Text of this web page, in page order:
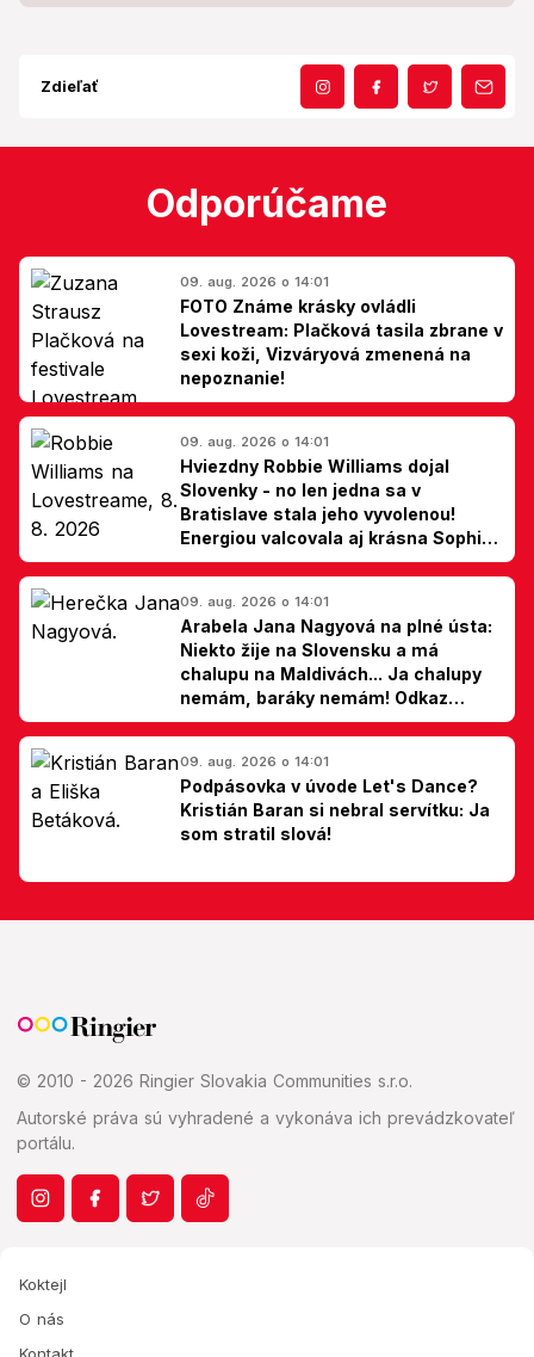
Zdieľať
Odporúčame
09. aug. 2026 o 14:01
FOTO Známe krásky ovládli
Lovestream: Plačková tasila zbrane v
sexi koži, Vizváryová zmenená na
nepoznanie!
09. aug. 2026 o 14:01
Hviezdny Robbie Williams dojal
Slovenky - no len jedna sa v
Bratislave stala jeho vyvolenou!
Energiou valcovala aj krásna Sophie
Ellis-Bextor (foto)
09. aug. 2026 o 14:01
Arabela Jana Nagyová na plné ústa:
Niekto žije na Slovensku a má
chalupu na Maldivách... Ja chalupy
nemám, baráky nemám! Odkaz
Slovákom
09. aug. 2026 o 14:01
Podpásovka v úvode Let's Dance?
Kristián Baran si nebral servítku: Ja
som stratil slová!
© 2010 - 2026 Ringier Slovakia Communities s.r.o.
Autorské práva sú vyhradené a vykonáva ich prevádzkovateľ
portálu.
Koktejl
O nás